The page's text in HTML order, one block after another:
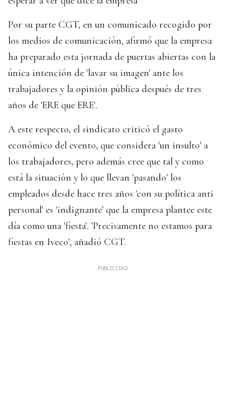
Por su parte CGT, en un comunicado recogido por
los medios de comunicación, afirmó que la empresa
ha preparado esta jornada de puertas abiertas con la
única intención de 'lavar su imagen' ante los
trabajadores y la opinión pública después de tres
años de 'ERE que ERE'.
A este respecto, el sindicato criticó el gasto
económico del evento, que considera 'un insulto' a
los trabajadores, pero además cree que tal y como
está la situación y lo que llevan 'pasando' los
empleados desde hace tres años 'con su política anti
personal' es 'indignante' que la empresa plantee este
día como una 'fiesta'. 'Precisamente no estamos para
fiestas en Iveco', añadió CGT.